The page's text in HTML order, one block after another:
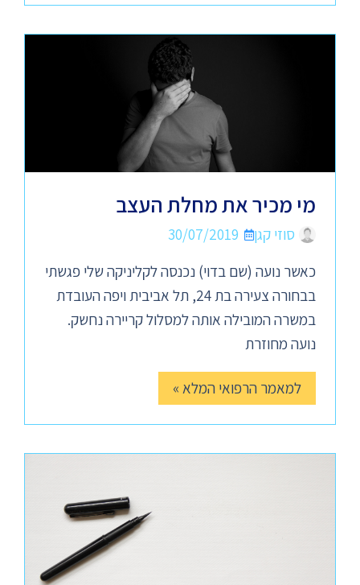
מי מכיר את מחלת העצב
סוזי קגן
30/07/2019
כאשר נועה (שם בדוי) נכנסה לקליניקה שלי פגשתי
בבחורה צעירה בת 24, תל אביבית ויפה העובדת
במשרה המובילה אותה למסלול קריירה נחשק.
נועה מחוזרת
למאמר הרפואי המלא »